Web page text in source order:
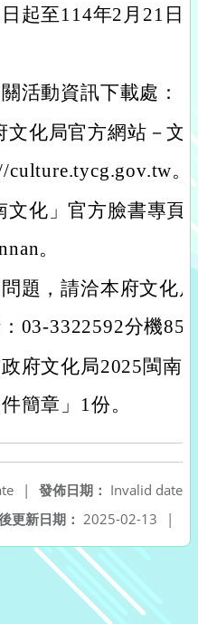
起至114年2月21日
活動資訊下載處：
文化局官方網站－文
culture.tycg.gov.tw。
文化」官方臉書專頁
。
題，請洽本府文化
03-3322592分機
府文化局2025閩南
簡章」1份。
發佈日期： Invalid date
|
更新日期： 2025-02-13 |